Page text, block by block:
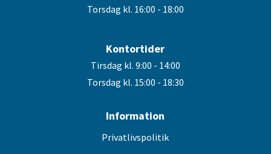
Torsdag kl. 16:00 - 18:00
Kontortider
Tirsdag kl. 9:00 - 14:00
Torsdag kl. 15:00 - 18:30
Information
Privatlivspolitik